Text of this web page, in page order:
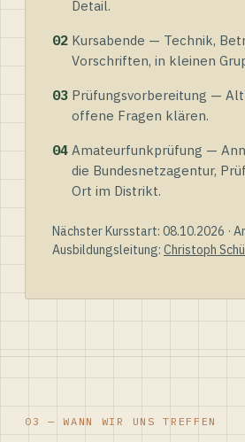
Detail.
02 Kursabende — Technik,
Vorschriften, in kleinen
03 Prüfungsvorbereitung —
offene Fragen klären.
04 Amateurfunkprüfung —
die Bundesnetzagentur,
Ort im Distrikt.
Nächster Kursstart: 08.10.2026 ·
Ausbildungsleitung: Christoph
03 — WANN WIR UNS TREFFEN